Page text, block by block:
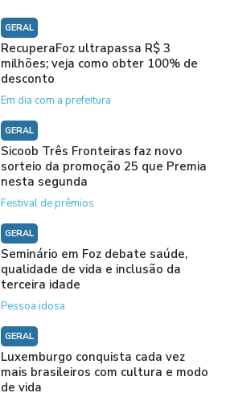
GERAL
RecuperaFoz ultrapassa R$ 3
milhões; veja como obter 100% de
desconto
Em dia com a prefeitura
GERAL
Sicoob Três Fronteiras faz novo
sorteio da promoção 25 que Premia
nesta segunda
Festival de prêmios
GERAL
Seminário em Foz debate saúde,
qualidade de vida e inclusão da
terceira idade
Pessoa idosa
GERAL
Luxemburgo conquista cada vez
mais brasileiros com cultura e modo
de vida